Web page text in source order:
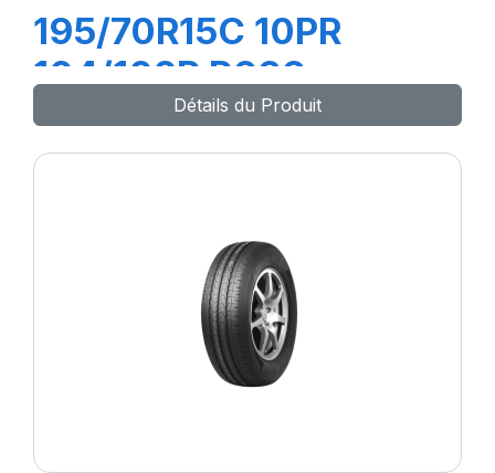
195/70R15C 10PR
104/102R R666
Détails du Produit